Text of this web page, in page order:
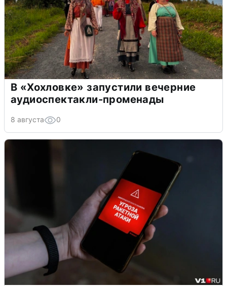
В «Хохловке» запустили вечерние
аудиоспектакли-променады
8 августа 0